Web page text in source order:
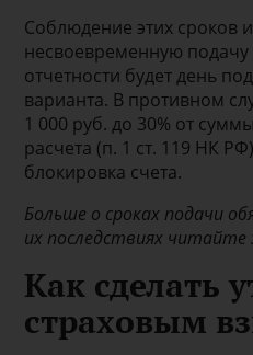
Соблюдение этих сроков
несвоевременную подачу
отчетности будет день
варианта. В противном
1 000 руб. до 30% от
расчета (п. 1 ст. 119 НК
блокировка счета.
Больше о сроках подачи
их последствиях читайте
Как сделать
страховым